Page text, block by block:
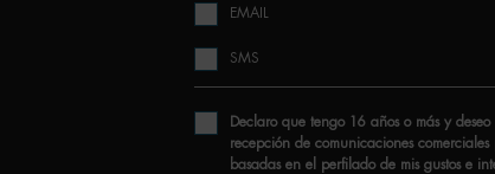
EMAIL
SMS
Declaro que tengo 16 años o más y
recepción de comunicaciones comerciales
basadas en el perfilado de mis gustos e